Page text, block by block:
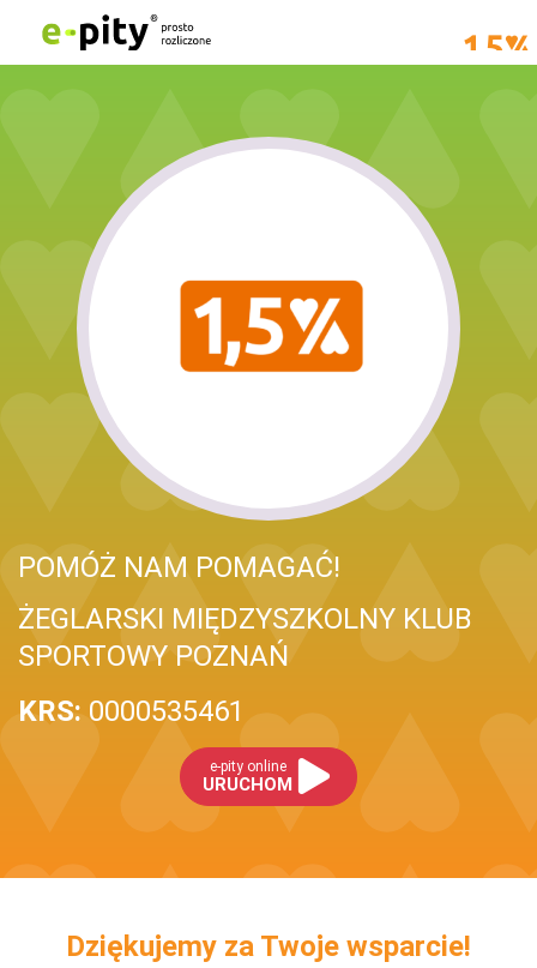
POMÓŻ NAM POMAGAĆ!
ŻEGLARSKI MIĘDZYSZKOLNY KLUB
SPORTOWY POZNAŃ
KRS: 0000535461
e-pity online
URUCHOM
Dziękujemy za Twoje wsparcie!